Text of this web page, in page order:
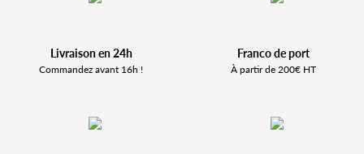
Livraison en 24h
Commandez avant 16h !
Franco de port
À partir de 200€ HT